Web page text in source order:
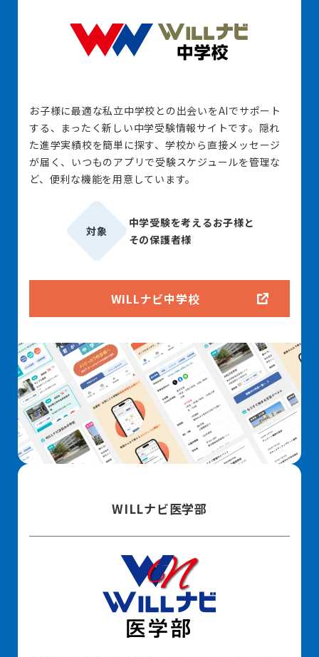
お子様に最適な私立中学校との出会いをAIでサポート
する、まったく新しい中学受験情報サイトです。隠れ
た進学実績校を簡単に探す、学校から直接メッセージ
が届く、いつものアプリで受験スケジュールを管理な
ど、便利な機能を用意しています。
対象
中学受験を考えるお子様と
その保護者様
WILLナビ中学校
WILLナビ医学部